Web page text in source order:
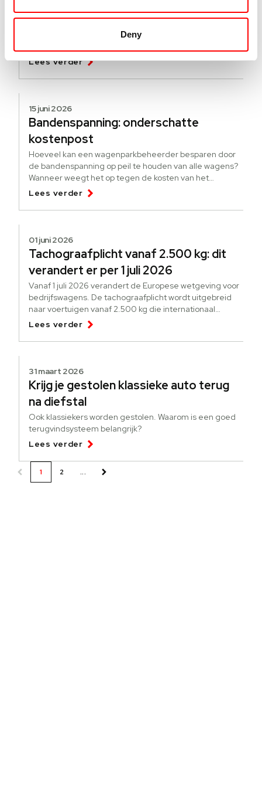
Deny
[update]
Een nieuwe regeling om elektrificatie te stimuleren. Wat
Lees verder
15 juni 2026
Bandenspanning: onderschatte
kostenpost
Hoeveel kan een wagenparkbeheerder besparen door
de bandenspanning op peil te houden van alle wagens?
Wanneer weegt het op tegen de kosten van het
bijhouden?
Lees verder
01 juni 2026
Tachograafplicht vanaf 2.500 kg: dit
verandert er per 1 juli 2026
Vanaf 1 juli 2026 verandert de Europese wetgeving voor
bedrijfswagens. De tachograafplicht wordt uitgebreid
naar voertuigen vanaf 2.500 kg die internationaal
goederen vervoeren.
Lees verder
31 maart 2026
Krijg je gestolen klassieke auto terug
na diefstal
Ook klassiekers worden gestolen. Waarom is een goed
terugvindsysteem belangrijk?
Lees verder
1 2 ...